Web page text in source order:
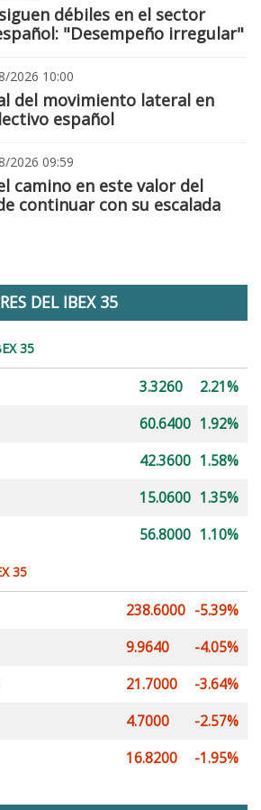
débiles en el sector
"Desempeño irregular"
2026 10:00
del movimiento lateral en
español
2026 09:59
camino en este valor del
continuar con su escalada
DEL IBEX 35
35
3.3260
2.21%
60.6400 1.92%
42.3600 1.58%
15.0600 1.35%
56.8000 1.10%
35
238.6000 -5.39%
9.9640
-4.05%
21.7000
-3.64%
4.7000
-2.57%
16.8200 -1.95%